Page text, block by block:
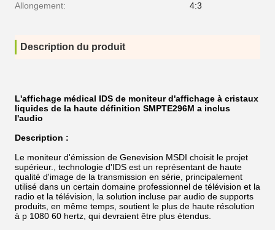
Allongement: 4:3
Description du produit
L'affichage médical IDS de moniteur d'affichage à cristaux
liquides de la haute définition SMPTE296M a inclus
l'audio
Description :
Le moniteur d'émission de Genevision MSDI choisit le projet
supérieur., technologie d'IDS est un représentant de haute
qualité d'image de la transmission en série, principalement
utilisé dans un certain domaine professionnel de télévision et la
radio et la télévision, la solution incluse par audio de supports
produits, en même temps, soutient le plus de haute résolution
à p 1080 60 hertz, qui devraient être plus étendus.